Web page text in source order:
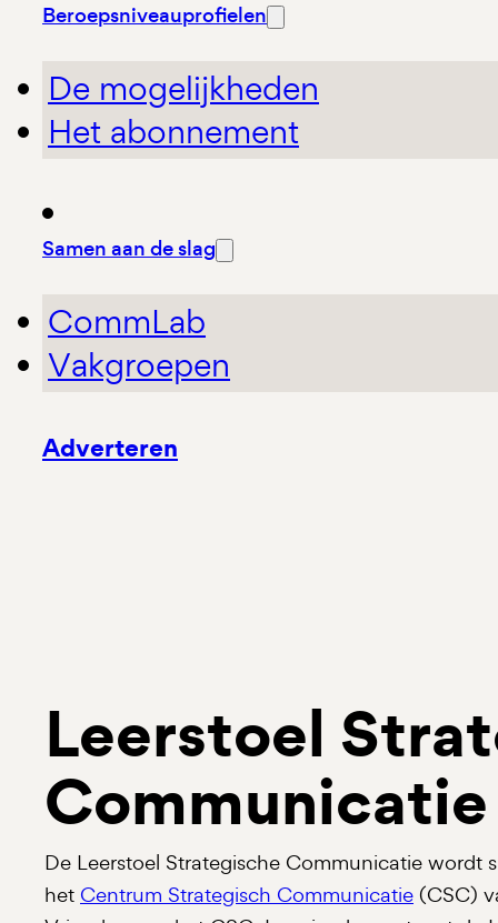
Beroepsniveauprofielen
De mogelijkheden
Het abonnement
Samen aan de slag
CommLab
Vakgroepen
Adverteren
Leerstoel
Communicatie
De Leerstoel Strategische Communicatie wordt
het Centrum Strategisch Communicatie (CSC)